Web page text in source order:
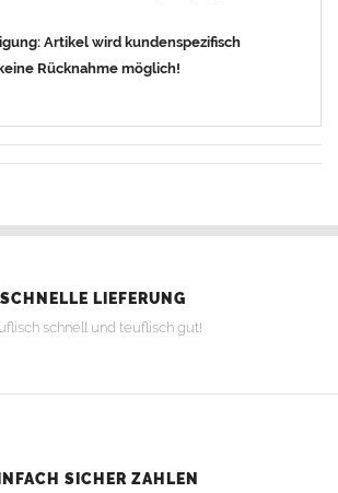
Artikel wird kundenspezifisch
Rücknahme möglich!
SCHNELLE LIEFERUNG
schnell und teuflisch gut!
SICHER ZAHLEN